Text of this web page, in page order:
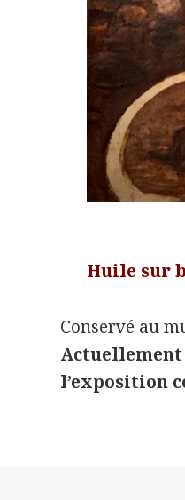
Huile sur
Conservé au
Actuellement
l’exposition